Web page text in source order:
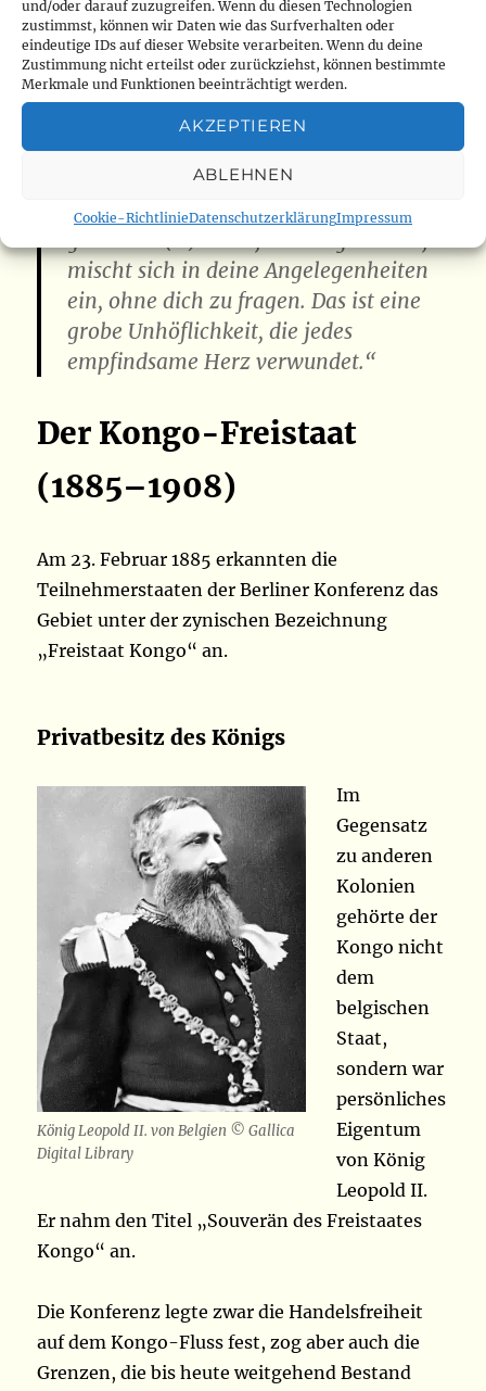
und/oder darauf zuzugreifen. Wenn du diesen Technologien
zustimmst, können wir Daten wie das Surfverhalten oder
eindeutige IDs auf dieser Website verarbeiten. Wenn du deine
Zustimmung nicht erteilst oder zurückziehst, können bestimmte
Merkmale und Funktionen beeinträchtigt werden.
AKZEPTIEREN
ABLEHNEN
Cookie-RichtlinieDatenschutzerklärungImpressum
Der burundische PriesterMichel Kayoyafasste
die afrikanische Sicht 1973 treffend zusammen:
„In Berlin hatte man sich im Jahre
1885 unseren Kontinent aufgeteilt. (…)
Der Vertrag von Berlin hat mich lange
mischt sich in deine Angelegenheiten
ein, ohne dich zu fragen. Das ist eine
grobe Unhöflichkeit, die jedes
empfindsame Herz verwundet.“
Der Kongo-Freistaat
(1885–1908)
Am 23. Februar 1885 erkannten die
Teilnehmerstaaten der Berliner Konferenz das
Gebiet unter der zynischen Bezeichnung
„Freistaat Kongo“ an.
Privatbesitz des Königs
König Leopold II. von Belgien © Gallica
Digital Library
Im
Gegensatz
zu anderen
Kolonien
gehörte der
Kongo nicht
dem
belgischen
Staat,
sondern war
persönliches
Eigentum
von König
Leopold II.
Er nahm den Titel „Souverän des Freistaates
Kongo“ an.
Die Konferenz legte zwar die Handelsfreiheit
auf dem Kongo-Fluss fest, zog aber auch die
Grenzen, die bis heute weitgehend Bestand